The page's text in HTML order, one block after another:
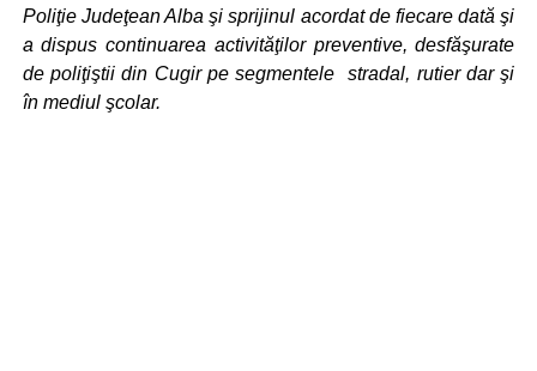
Poliţie Judeţean Alba şi sprijinul acordat de fiecare dată şi
a dispus continuarea activităţilor preventive, desfăşurate
de poliţiştii din Cugir pe segmentele stradal, rutier dar şi
în mediul şcolar.